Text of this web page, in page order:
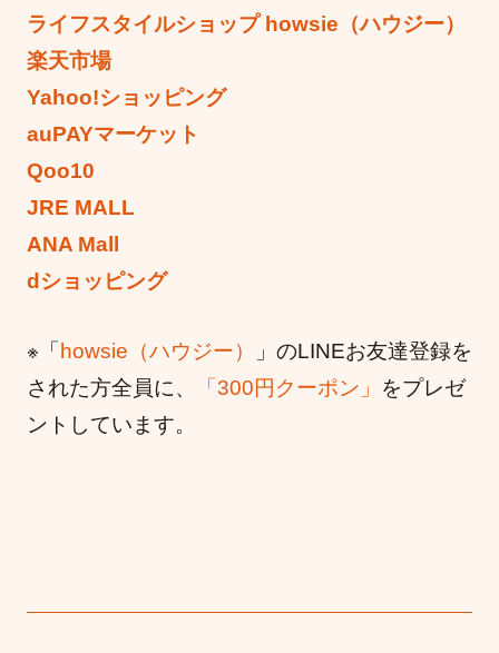
ライフスタイルショップ howsie（ハウジー）
楽天市場
Yahoo!ショッピング
auPAYマーケット
Qoo10
JRE MALL
ANA Mall
dショッピング
※「howsie（ハウジー）
」のLINEお友達登録を
された方全員に、
「300円クーポン」
をプレゼ
ントしています。